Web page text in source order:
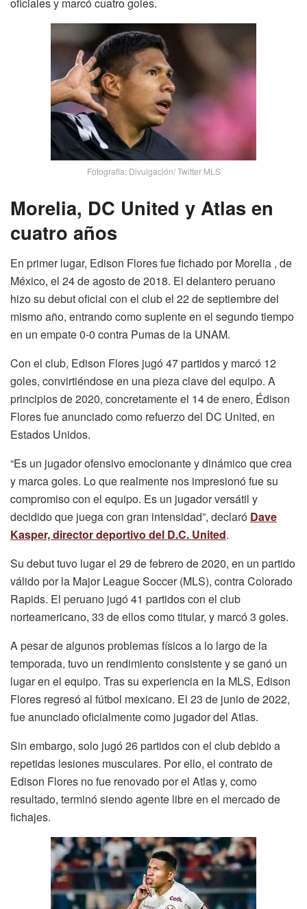
Fotografia: Divulgación/ Twitter MLS
Morelia, DC United y Atlas en
cuatro años
En primer lugar, Edison Flores fue fichado por Morelia , de
México, el 24 de agosto de 2018. El delantero peruano
hizo su debut oficial con el club el 22 de septiembre del
mismo año, entrando como suplente en el segundo tiempo
en un empate 0-0 contra Pumas de la UNAM.
Con el club, Edison Flores jugó 47 partidos y marcó 12
goles, convirtiéndose en una pieza clave del equipo. A
principios de 2020, concretamente el 14 de enero, Édison
Flores fue anunciado como refuerzo del DC United, en
Estados Unidos.
“Es un jugador ofensivo emocionante y dinámico que crea
y marca goles. Lo que realmente nos impresionó fue su
compromiso con el equipo. Es un jugador versátil y
decidido que juega con gran intensidad”, declaró Dave
Kasper, director deportivo del D.C. United.
Su debut tuvo lugar el 29 de febrero de 2020, en un partido
válido por la Major League Soccer (MLS), contra Colorado
Rapids. El peruano jugó 41 partidos con el club
norteamericano, 33 de ellos como titular, y marcó 3 goles.
A pesar de algunos problemas físicos a lo largo de la
temporada, tuvo un rendimiento consistente y se ganó un
lugar en el equipo. Tras su experiencia en la MLS, Edison
Flores regresó al fútbol mexicano. El 23 de junio de 2022,
fue anunciado oficialmente como jugador del Atlas.
Sin embargo, solo jugó 26 partidos con el club debido a
repetidas lesiones musculares. Por ello, el contrato de
Edison Flores no fue renovado por el Atlas y, como
resultado, terminó siendo agente libre en el mercado de
fichajes.